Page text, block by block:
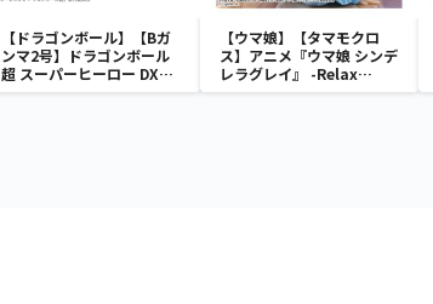
【ドラゴンボール】【Bガ
ンマ2号】ドラゴンボール
超 スーパーヒーロー DXF-
ガンマ1号＆ガンマ2号-
【ウマ娘】【タマモクロ
ス】アニメ『ウマ娘 シンデ
レラグレイ』 -Relax
time-タマモクロス